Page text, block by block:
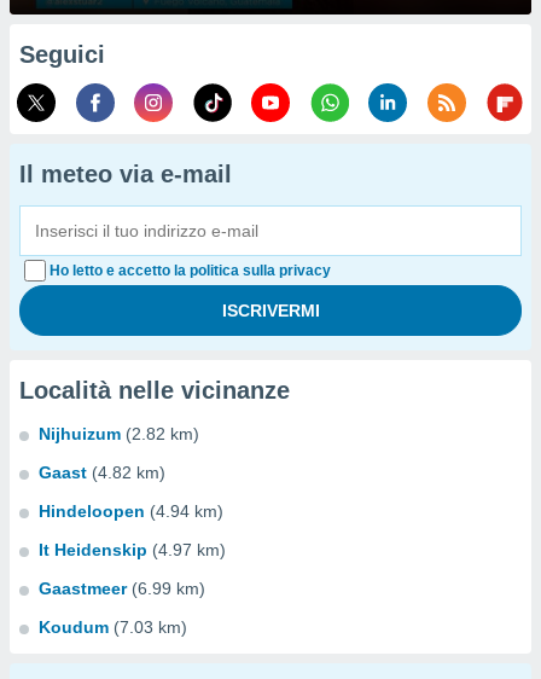
Seguici
Il meteo via e-mail
Ho letto e accetto la politica sulla privacy
Località nelle vicinanze
Nijhuizum (2.82 km)
Gaast (4.82 km)
Hindeloopen (4.94 km)
It Heidenskip (4.97 km)
Gaastmeer (6.99 km)
Koudum (7.03 km)